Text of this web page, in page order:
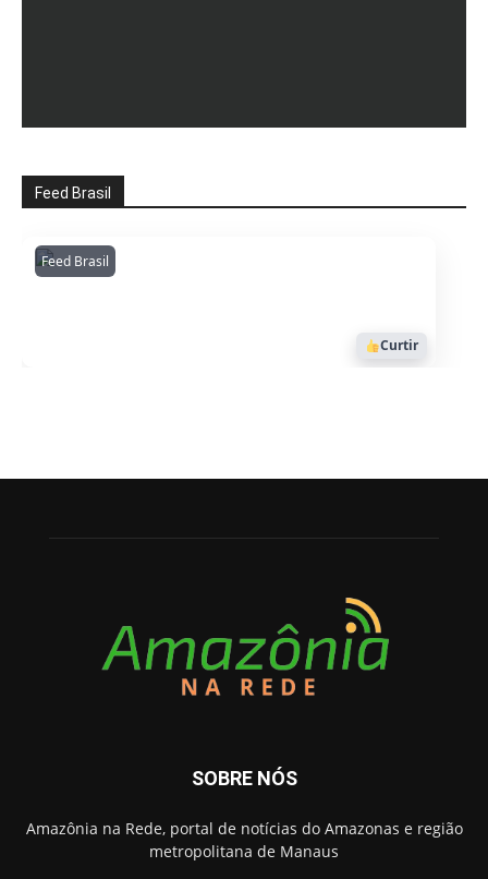
Feed Brasil
Feed BrasilAmazonianarede
1053
Curtir
SOBRE NÓS
Amazônia na Rede, portal de notícias do Amazonas e região
metropolitana de Manaus